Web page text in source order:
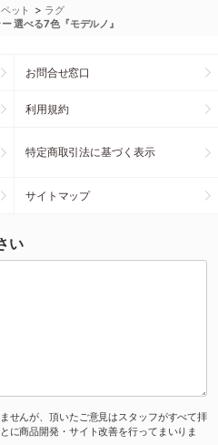
ット > ラグ
選べる7色『モデルノ』
お問合せ窓口
利用規約
特定商取引法に基づく表示
サイトマップ
い
せんが、頂いたご意見はスタッフがすべて拝
に商品開発・サイト改善を行ってまいりま